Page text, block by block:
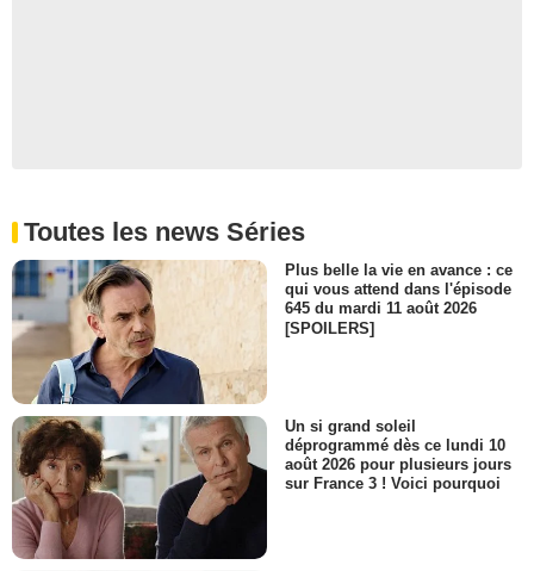
Toutes les news Séries
Plus belle la vie en avance : ce
qui vous attend dans l'épisode
645 du mardi 11 août 2026
[SPOILERS]
Un si grand soleil
déprogrammé dès ce lundi 10
août 2026 pour plusieurs jours
sur France 3 ! Voici pourquoi